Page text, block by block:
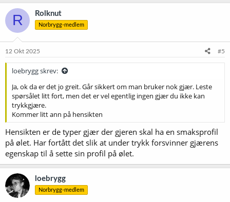
R Rolknut
Norbrygg-medlem
12 Okt 2025 #5
loebrygg skrev:
Ja, ok da er det jo greit. Går sikkert om man bruker nok gjær. Leste
spørsålet litt fort, men det er vel egentlig ingen gjær du ikke kan
trykkgjære.
Kommer litt ann på hensikten
Hensikten er de typer gjær der gjeren skal ha en smaksprofil
på ølet. Har fortått det slik at under trykk forsvinner gjærens
egenskap til å sette sin profil på ølet.
loebrygg
Norbrygg-medlem